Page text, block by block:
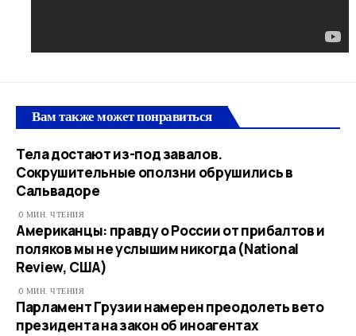
Вам также может понравиться
Тела достают из-под завалов.
Сокрушительные оползни обрушились в
Сальвадоре
0 МИН. ЧТЕНИЯ
Американцы: правду о России от прибалтов и
поляков мы не услышим никогда (National
Review, США)
0 МИН. ЧТЕНИЯ
Парламент Грузии намерен преодолеть вето
президента на закон об иноагентах